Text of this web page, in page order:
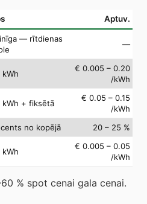
Aptuv.
— rītdienas
—
kWh
€ 0.005 – 0.20
/kWh
kWh + fiksētā
€ 0.05 – 0.15
/kWh
no kopējā 20 – 25 %
kWh
€ 0.005 – 0.05
/kWh
% spot cenai gala cenai.